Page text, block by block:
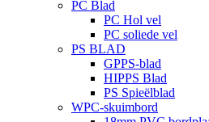
PC Blad
PC Hol vel
PC soliede vel
PS BLAD
GPPS-blad
HIPPS Blad
PS Spieëlblad
WPC-skuimbord